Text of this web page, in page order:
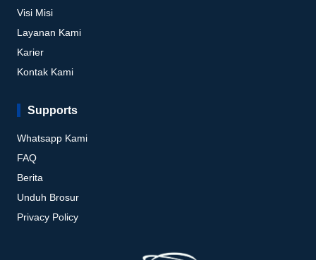
Visi Misi
Layanan Kami
Karier
Kontak Kami
Supports
Whatsapp Kami
FAQ
Berita
Unduh Brosur
Privacy Policy